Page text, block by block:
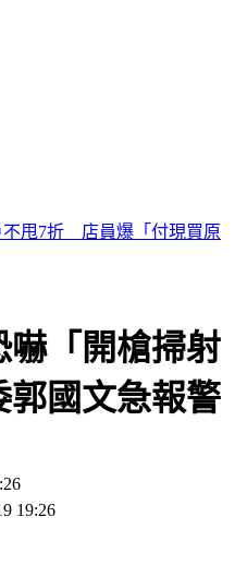
！「長壽5秘訣」曝 醫生也
嚇「開槍掃射
國文急報警
19:26